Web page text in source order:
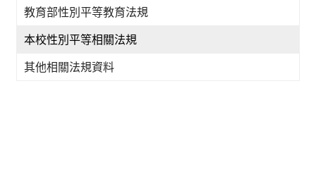
教育部性別平等教育法規
本校性別平等相關法規
其他相關法規資料